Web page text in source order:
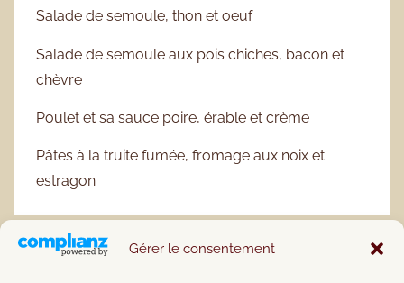
Gérer le consentement
Salade de semoule, thon et oeuf
Salade de semoule aux pois chiches, bacon et
chèvre
Poulet et sa sauce poire, érable et crème
Pâtes à la truite fumée, fromage aux noix et
estragon